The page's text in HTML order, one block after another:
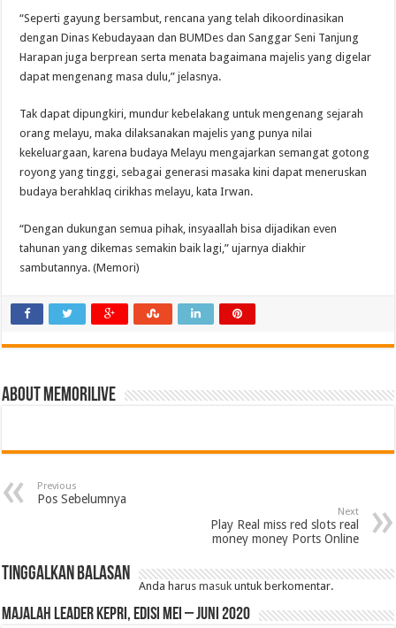
“Seperti gayung bersambut, rencana yang telah dikoordinasikan
dengan Dinas Kebudayaan dan BUMDes dan Sanggar Seni Tanjung
Harapan juga berprean serta menata bagaimana majelis yang digelar
dapat mengenang masa dulu,” jelasnya.
Tak dapat dipungkiri, mundur kebelakang untuk mengenang sejarah
orang melayu, maka dilaksanakan majelis yang punya nilai
kekeluargaan, karena budaya Melayu mengajarkan semangat gotong
royong yang tinggi, sebagai generasi masaka kini dapat meneruskan
budaya berahklaq cirikhas melayu, kata Irwan.
“Dengan dukungan semua pihak, insyaallah bisa dijadikan even
tahunan yang dikemas semakin baik lagi,” ujarnya diakhir
sambutannya. (Memori)
About memorilive
Previous
Pos Sebelumnya
Next
Play Real miss red slots real
money money Ports Online
Tinggalkan Balasan
Anda harusmasuk untuk berkomentar.
MAJALAH LEADER KEPRI, EDISI MEI – JUNI 2020